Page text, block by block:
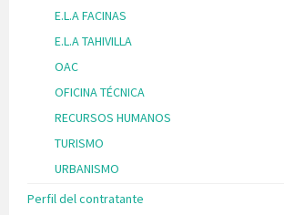
E.L.A FACINAS
E.L.A TAHIVILLA
OAC
OFICINA TÉCNICA
RECURSOS HUMANOS
TURISMO
URBANISMO
Perfil del contratante